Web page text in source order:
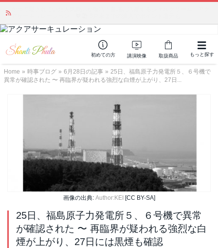
初めての方 講演映像 取扱商品 もっと探す
Home » 時事ブログ » 6月28日の記事 » 25日、福島原子力発電所５、６号機で
異常が確認された 〜 再臨界が疑われる強烈な白煙が上がり、27日...
画像の出典: Author:KEI [CC BY-SA]
25日、福島原子力発電所５、６号機で異常
が確認された 〜 再臨界が疑われる強烈な白
煙が上がり、27日には黒煙も確認